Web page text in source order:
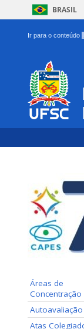
BRASIL
Ir para o conteúdo
Áreas de
Concentração
Autoavaliação
Atas